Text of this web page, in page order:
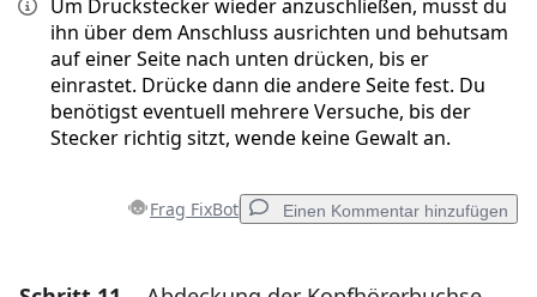
Um Druckstecker wieder anzuschließen, musst du
ihn über dem Anschluss ausrichten und behutsam
auf einer Seite nach unten drücken, bis er
einrastet. Drücke dann die andere Seite fest. Du
benötigst eventuell mehrere Versuche, bis der
Stecker richtig sitzt, wende keine Gewalt an.
Frag FixBot Einen Kommentar hinzufügen
Einen Kommentar hinzufügen